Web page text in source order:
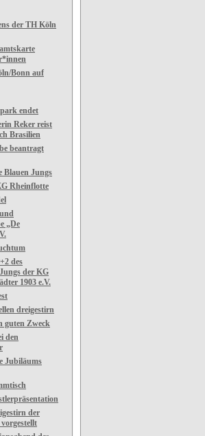
der TH Köln
Bonn auf
endet
Reker reist
Brasilien
beantragt
Blauen Jungs
Rheinflotte
„De
des
der KG
1903 e.V.
dreigestirn
guten Zweck
den
Jubiläums
der